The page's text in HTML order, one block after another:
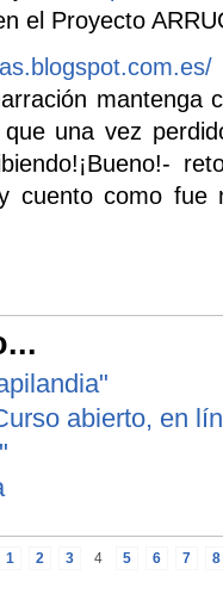
el Proyecto
mantenga
que una vez
cuento como fue
abierto, en
1 2 3 4 5 6 7 8